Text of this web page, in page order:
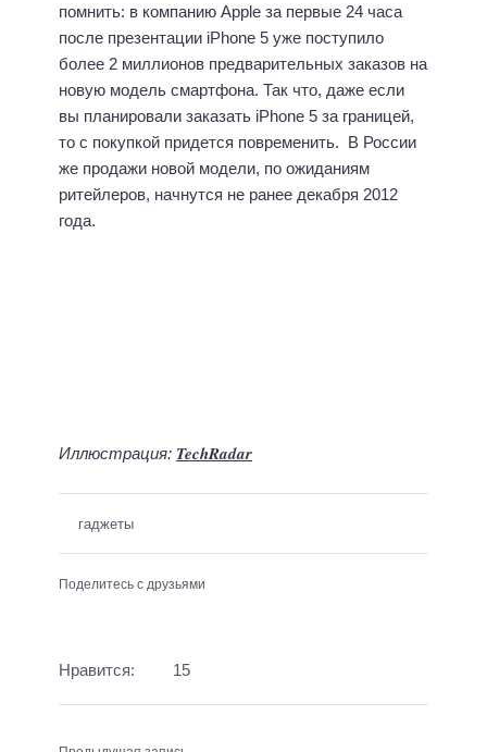
помнить: в компанию Apple за первые 24 часа
после презентации iPhone 5 уже поступило
более 2 миллионов предварительных заказов на
новую модель смартфона. Так что, даже если
вы планировали заказать iPhone 5 за границей,
то с покупкой придется повременить. В России
же продажи новой модели, по ожиданиям
ритейлеров, начнутся не ранее декабря 2012
года.
Иллюстрация: TechRadar
гаджеты
Поделитесь с друзьями
Нравится: 15